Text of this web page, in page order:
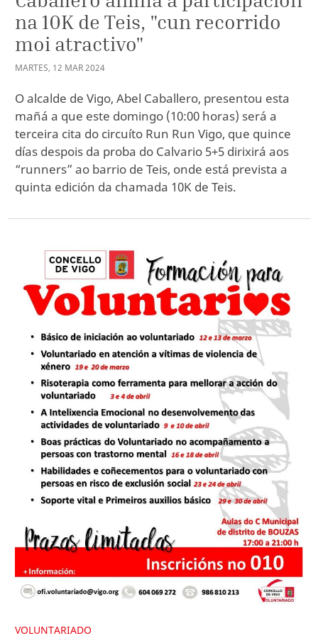
na 10K de Teis, "cun recorrido
moi atractivo"
MARTES, 12 MAR2024
O alcalde de Vigo, Abel Caballero, presentou esta
mañá a que este domingo (10:00 horas) será a
terceira cita do circuíto Run Run Vigo, que quince
días despois da proba do Calvario 5+5 dirixirá aos
“runners” ao barrio de Teis, onde está prevista a
quinta edición da chamada 10K de Teis.
VOLUNTARIADO